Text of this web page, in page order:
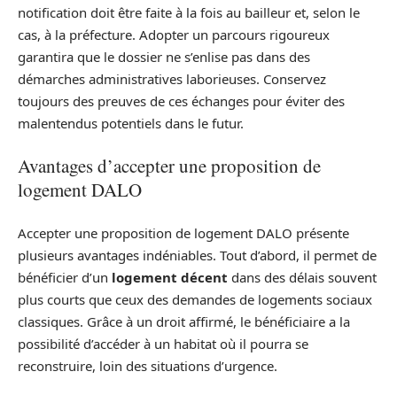
notification doit être faite à la fois au bailleur et, selon le
cas, à la préfecture. Adopter un parcours rigoureux
garantira que le dossier ne s’enlise pas dans des
démarches administratives laborieuses. Conservez
toujours des preuves de ces échanges pour éviter des
malentendus potentiels dans le futur.
Avantages d’accepter une proposition de
logement DALO
Accepter une proposition de logement DALO présente
plusieurs avantages indéniables. Tout d’abord, il permet de
bénéficier d’un logement décent dans des délais souvent
plus courts que ceux des demandes de logements sociaux
classiques. Grâce à un droit affirmé, le bénéficiaire a la
possibilité d’accéder à un habitat où il pourra se
reconstruire, loin des situations d’urgence.